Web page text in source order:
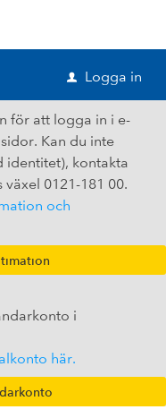
u Logga in
för att logga in i e-
Kan du inte
identitet), kontakta
0121-181 00.
och
i
här.